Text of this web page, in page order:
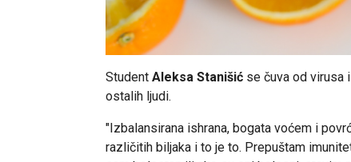
Student Aleksa Stanišić se čuva od virusa
ostalih ljudi.
"Izbalansirana ishrana, bogata voćem i
različitih biljaka i to je to. Prepuštam